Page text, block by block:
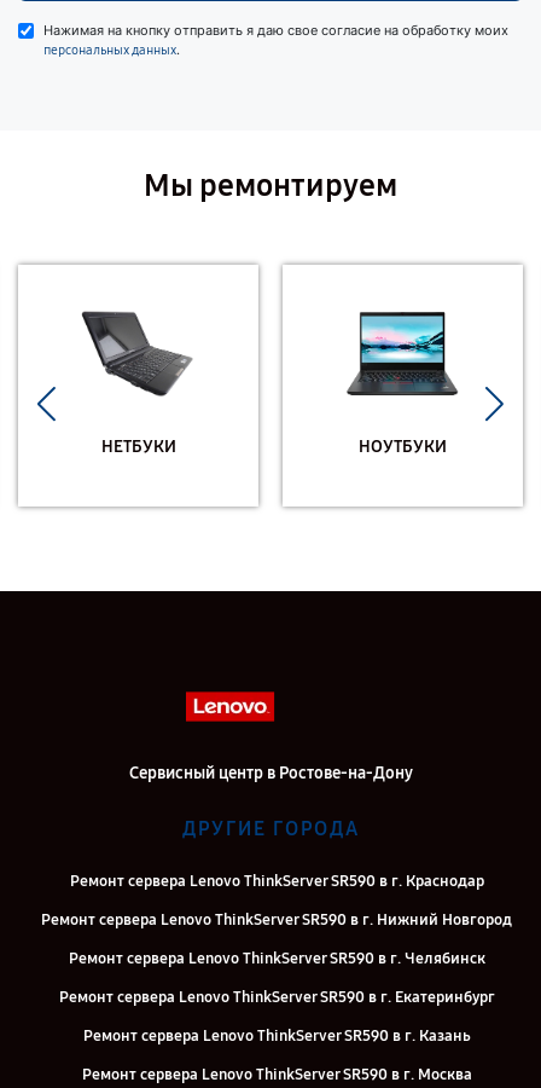
Нажимая на кнопку отправить я даю свое согласие на обработку моих
персональных данных.
Мы ремонтируем
НЕТБУКИ НОУТБУКИ
Сервисный центр в Ростове-на-Дону
ДРУГИЕ ГОРОДА
Ремонт сервера Lenovo ThinkServer SR590 в г. Краснодар
Ремонт сервера Lenovo ThinkServer SR590 в г. Нижний Новгород
Ремонт сервера Lenovo ThinkServer SR590 в г. Челябинск
Ремонт сервера Lenovo ThinkServer SR590 в г. Екатеринбург
Ремонт сервера Lenovo ThinkServer SR590 в г. Казань
Ремонт сервера Lenovo ThinkServer SR590 в г. Москва